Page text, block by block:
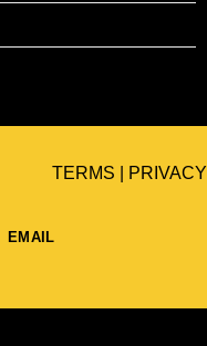
EMAIL
TERMS PRIVACY